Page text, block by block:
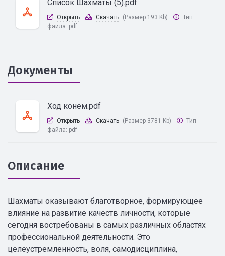
Список Шахматы (5).pdf
Открыть Скачать (Размер 193 Kb)
Тип
файла: pdf
Документы
Ход конём.pdf
Открыть Скачать (Размер 3781 Kb)
Тип
файла: pdf
Описание
Шахматы оказывают благотворное, формирующее
влияние на развитие качеств личности, которые
сегодня востребованы в самых различных областях
профессиональной деятельности. Это
целеустремленность, воля, самодисциплина,